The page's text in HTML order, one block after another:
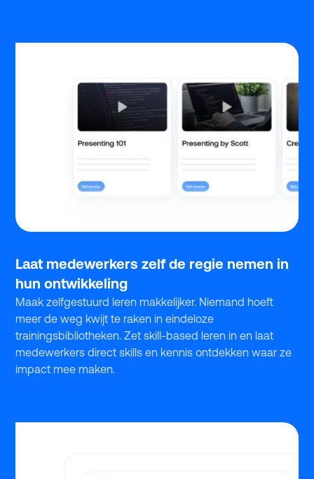
Laat medewerkers zelf de regie nemen in
hun ontwikkeling
Maak zelfgestuurd leren makkelijker. Niemand hoeft
meer de weg kwijt te raken in eindeloze
trainingsbibliotheken. Zet skill-based leren in en laat
medewerkers direct skills en kennis ontdekken waar ze
impact mee maken.